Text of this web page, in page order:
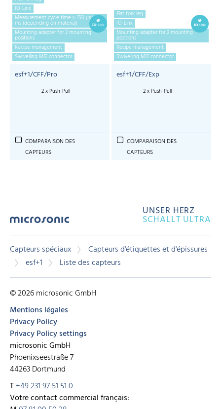
IO-Link
Measurement cycle time ≥ 150 µs to 2
ms (depending on material)
Mounting adapter for 2 mounting
positions
Recipe management
Swivelling M12 connector
esf+1/CFF/Pro
2 x Push-Pull
COMPARAISON DES
CAPTEURS
Flat fork leg
IO-Link
Mounting adapter for 2 mounting
positions
Recipe management
Swivelling M12 connector
esf+1/CFF/Exp
2 x Push-Pull
COMPARAISON DES
CAPTEURS
UNSER HERZ
SCHALLT ULTRA
Capteurs spéciaux
Capteurs d'étiquettes et d'épissures
esf+1
Liste des capteurs
© 2026 microsonic GmbH
Mentions légales
Privacy Policy
Privacy Policy settings
microsonic GmbH
Phoenixseestraße 7
44263 Dortmund
T+49 231 97 51 51 0
Votre contact commercial français: